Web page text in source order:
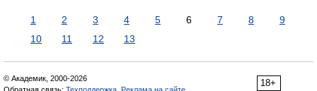
1 2 3 4 5 6 7 8
9
10
11 12 13
18+
© Академик, 2000-2026